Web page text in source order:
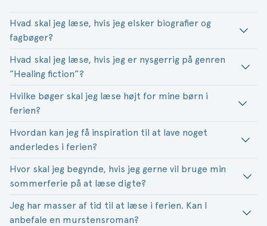
Hvad skal jeg læse, hvis jeg elsker biografier og
fagbøger?
Hvad skal jeg læse, hvis jeg er nysgerrig på genren
”Healing fiction”?
Hvilke bøger skal jeg læse højt for mine børn i
ferien?
Hvordan kan jeg få inspiration til at lave noget
anderledes i ferien?
Hvor skal jeg begynde, hvis jeg gerne vil bruge min
sommerferie på at læse digte?
Jeg har masser af tid til at læse i ferien. Kan I
anbefale en murstensroman?